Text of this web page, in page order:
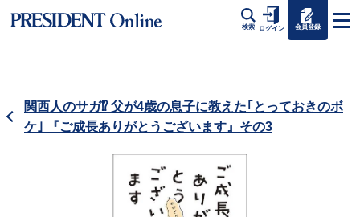
検索 ログイン 会員登録
関西人のサガ⁉ 父が4歳の息子に教えた｢とっておきのボ
ケ｣ 『ご成長ありがとうございます』その3